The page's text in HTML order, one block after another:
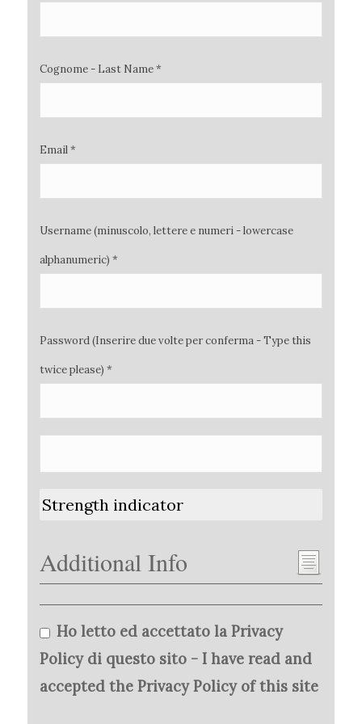
Cognome - Last Name *
Email *
Username (minuscolo, lettere e numeri - lowercase
alphanumeric) *
Password (Inserire due volte per conferma - Type this
twice please) *
Strength indicator
Additional Info
Ho letto ed accettato la Privacy
Policy di questo sito - I have read and
accepted the Privacy Policy of this site